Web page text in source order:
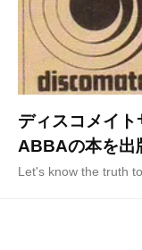
ディスコメイト
ABBAの本を出
Let's know the truth